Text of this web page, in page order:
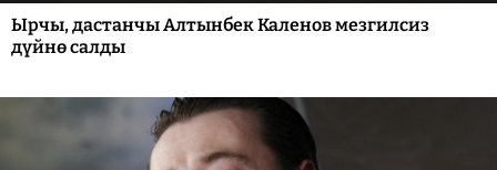
Ырчы, дастанчы Алтынбек Каленов мезгилсиз
дүйнө салды